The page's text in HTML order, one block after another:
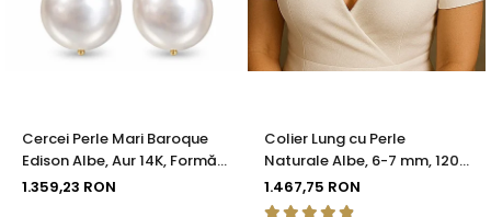
Cercei Perle Mari Baroque
Edison Albe, Aur 14K, Formă
Organică | KASKADDA®
1.359,23 RON
Colier Lung cu Perle
Naturale Albe, 6-7 mm, 120
cm, Închizătoare Argint 925
| KASKADDA®
1.467,75 RON